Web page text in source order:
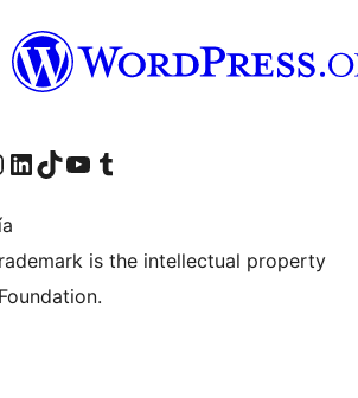
de Facebook
cuenta de Instagram
Visita nuestra cuenta de LinkedIn
Visita nuestra cuenta de TikTok
Visita nuestro canal de YouTube
Visita nuestra cuenta de Tumblr
is the intellectual property